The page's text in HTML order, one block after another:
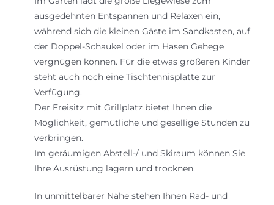
ausgedehnten Entspannen und Relaxen ein,
während sich die kleinen Gäste im Sandkasten, auf
der Doppel-Schaukel oder im Hasen Gehege
vergnügen können. Für die etwas größeren Kinder
steht auch noch eine Tischtennisplatte zur
Verfügung.
Der Freisitz mit Grillplatz bietet Ihnen die
Möglichkeit, gemütliche und gesellige Stunden zu
verbringen.
Im geräumigen Abstell-/ und Skiraum können Sie
Ihre Ausrüstung lagern und trocknen.
In unmittelbarer Nähe stehen Ihnen Rad- und